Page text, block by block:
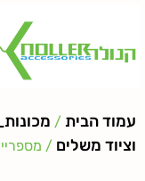
עמוד הבית /
וציוד משלים /